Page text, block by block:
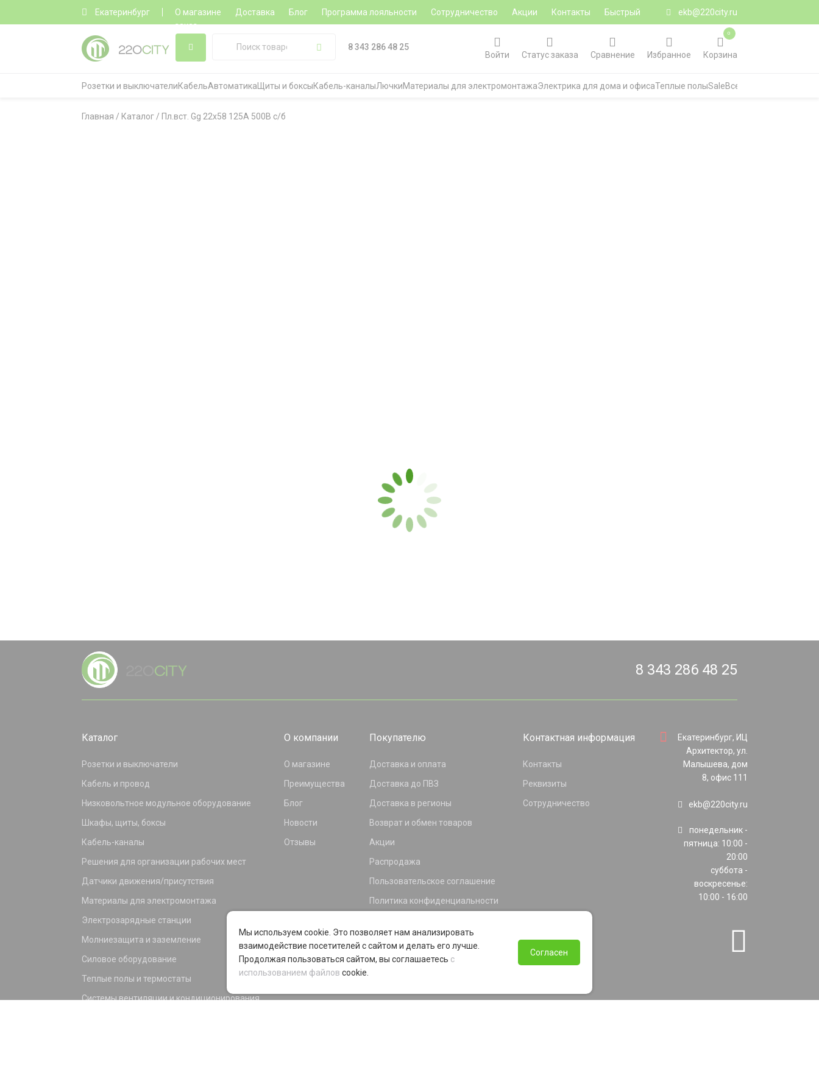
Екатеринбург О магазине Доставка Блог Программа лояльности Сотрудничество Акции Контакты
Быстрый
заказ
ekb@220city.ru
8 343 286 48 25
Войти
Статус заказа Сравнение Избранное Корзина
0
Розетки и выключателиКабельАвтоматика Щиты и боксыКабель-каналыЛючкиМатериалы для электромонтажаЭлектрика для дома и офисаТеплые полыSaleВсе категории
Главная / Каталог / Пл.вст. Gg 22x58 125А 500В с/б
8 343 286 48 25
Каталог
Розетки и выключатели
Кабель и провод
Низковольтное модульное оборудование
Шкафы, щиты, боксы
Кабель-каналы
Решения для организации рабочих мест
Датчики движения/присутствия
Материалы для электромонтажа
Электрозарядные станции
Молниезащита и заземление
Силовое оборудование
Теплые полы и термостаты
Системы вентиляции и кондиционирования
О компании
О магазине
Преимущества
Блог
Новости
Отзывы
Покупателю
Доставка и оплата
Доставка до ПВЗ
Доставка в регионы
Возврат и обмен товаров
Акции
Распродажа
Пользовательское соглашение
Политика конфиденциальности
Программа лояльности
Контактная информация
Контакты
Реквизиты
Сотрудничество
Екатеринбург, ИЦ
Архитектор, ул.
Малышева, дом
8, офис 111
ekb@220city.ru
понедельник -
пятница: 10:00 -
20:00
суббота -
воскресенье:
10:00 - 16:00
Мы используем cookie. Это позволяет нам анализировать
взаимодействие посетителей с сайтом и делать его лучше.
Продолжая пользоваться сайтом, вы соглашаетесь с
использованием файлов cookie.
Согласен